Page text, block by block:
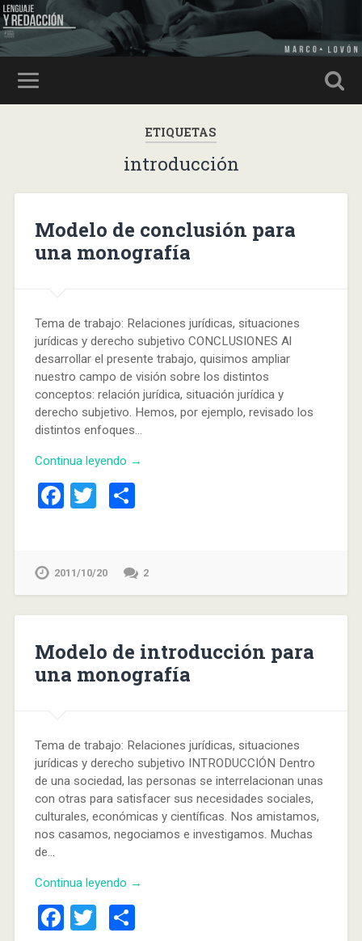
ETIQUETAS
introducción
Modelo de conclusión para
una monografía
Tema de trabajo: Relaciones jurídicas, situaciones
jurídicas y derecho subjetivo CONCLUSIONES Al
desarrollar el presente trabajo, quisimos ampliar
nuestro campo de visión sobre los distintos
conceptos: relación jurídica, situación jurídica y
derecho subjetivo. Hemos, por ejemplo, revisado los
distintos enfoques…
Continua leyendo →
Facebook
Twitter
2011/10/20 2
Modelo de introducción para
una monografía
Tema de trabajo: Relaciones jurídicas, situaciones
jurídicas y derecho subjetivo INTRODUCCIÓN Dentro
de una sociedad, las personas se interrelacionan unas
con otras para satisfacer sus necesidades sociales,
culturales, económicas y científicas. Nos amistamos,
nos casamos, negociamos e investigamos. Muchas
de…
Continua leyendo →
Facebook
Twitter